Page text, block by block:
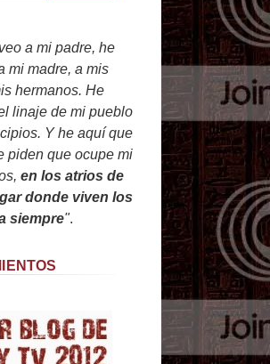
a mi padre, he
mi madre, a mis
hermanos. He
linaje de mi pueblo
Y he aquí que
piden que ocupe mi
en los atrios de
donde viven los
siempre".